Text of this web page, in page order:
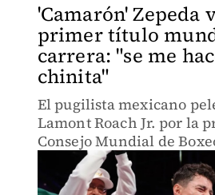
'Camarón' Zepeda
primer título
carrera: "se me
chinita"
El pugilista mexicano
Lamont Roach Jr. por la
Consejo Mundial de